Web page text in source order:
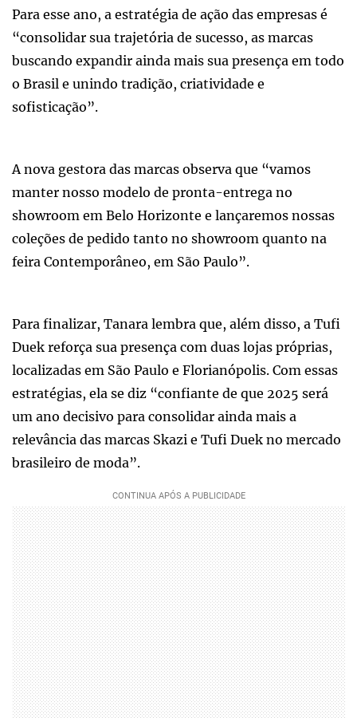
Para esse ano, a estratégia de ação das empresas é
“consolidar sua trajetória de sucesso, as marcas
buscando expandir ainda mais sua presença em todo
o Brasil e unindo tradição, criatividade e
sofisticação”.
A nova gestora das marcas observa que “vamos
manter nosso modelo de pronta-entrega no
showroom em Belo Horizonte e lançaremos nossas
coleções de pedido tanto no showroom quanto na
feira Contemporâneo, em São Paulo”.
Para finalizar, Tanara lembra que, além disso, a Tufi
Duek reforça sua presença com duas lojas próprias,
localizadas em São Paulo e Florianópolis. Com essas
estratégias, ela se diz “confiante de que 2025 será
um ano decisivo para consolidar ainda mais a
relevância das marcas Skazi e Tufi Duek no mercado
brasileiro de moda”.